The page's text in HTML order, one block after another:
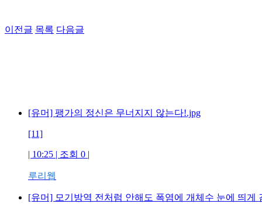
이전글 목록 다음글
[유머] 팽가의 정신은 무너지지 않는다!.jpg
[11]
| 10:25 | 조회 0 |
루리웹
[유머] 모기방역 전처럼 안해도 폭염에 개체수 눈에 띄게